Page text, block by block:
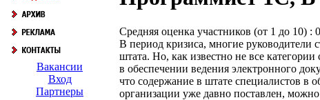
Вакансии
Вход
Партнеры
Средняя оценка участников (от 1 до
В период кризиса, многие руководители
штата. Но, как известно не все
в обеспечении ведения электронного
что содержание в штате специалистов в
организации уже давно поставлен, можно